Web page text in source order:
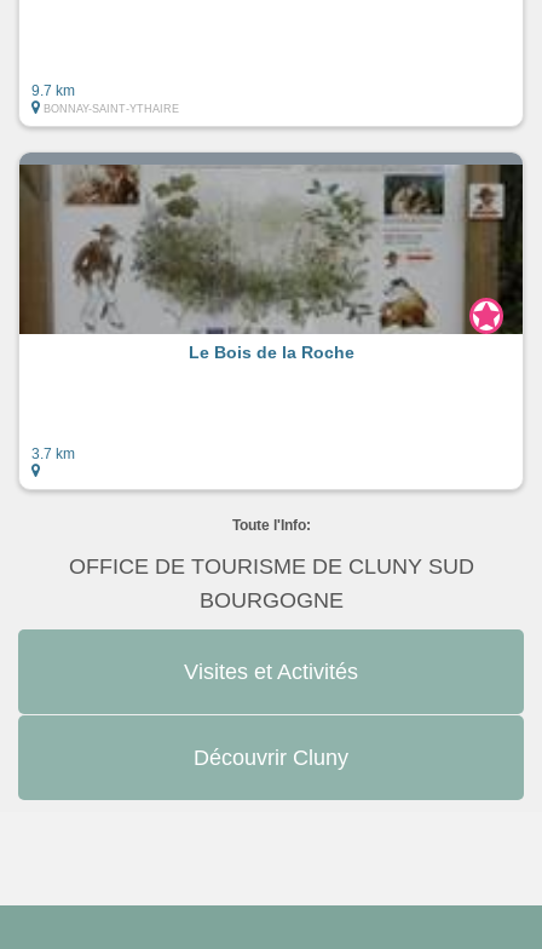
9.7 km
BONNAY-SAINT-YTHAIRE
Le Bois de la Roche
3.7 km
Toute l'Info:
OFFICE DE TOURISME DE CLUNY SUD
BOURGOGNE
Visites et Activités
Découvrir Cluny